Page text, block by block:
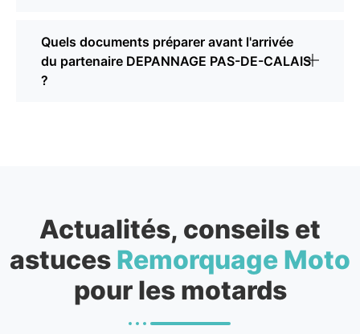
Quels documents préparer avant l'arrivée
du partenaire DEPANNAGE PAS-DE-CALAIS
?
Actualités, conseils et
astuces Remorquage Moto
pour les motards